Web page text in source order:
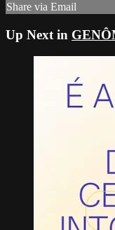
Share via Email
Up Next in